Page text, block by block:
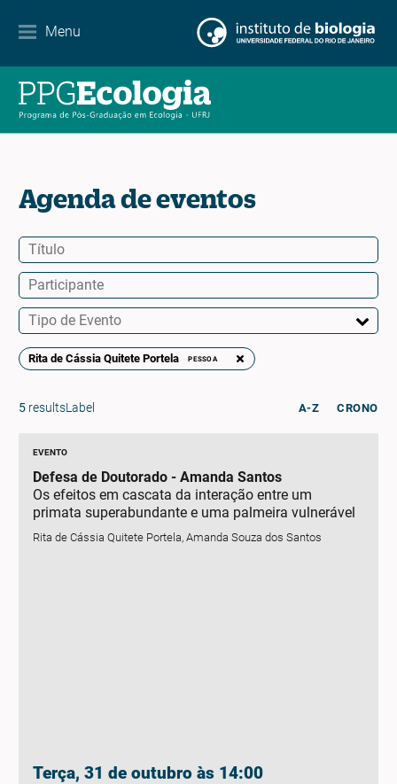
Menu
Contato
Agenda de eventos
Rita de Cássia Quitete Portela PESSOA
5 resultsLabel A-Z CRONO
EVENTO
Defesa de Doutorado - Amanda Santos
Os efeitos em cascata da interação entre um
primata superabundante e uma palmeira vulnerável
Rita de Cássia Quitete Portela, Amanda Souza dos Santos
Terça, 31 de outubro às 14:00